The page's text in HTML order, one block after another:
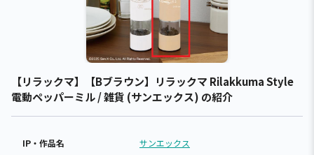
【リラックマ】【Bブラウン】リラックマ Rilakkuma Style
電動ペッパーミル / 雑貨 (サンエックス) の紹介
IP・作品名 サンエックス